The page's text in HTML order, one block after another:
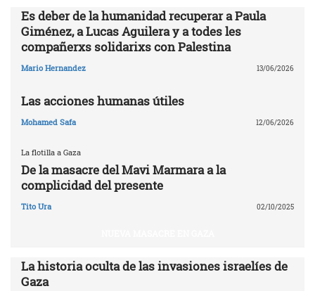
Es deber de la humanidad recuperar a Paula
Giménez, a Lucas Aguilera y a todes les
compañerxs solidarixs con Palestina
Mario Hernandez 13/06/2026
Las acciones humanas útiles
Mohamed Safa 12/06/2026
La flotilla a Gaza
De la masacre del Mavi Marmara a la
complicidad del presente
Tito Ura 02/10/2025
La historia oculta de las invasiones israelíes de
Gaza